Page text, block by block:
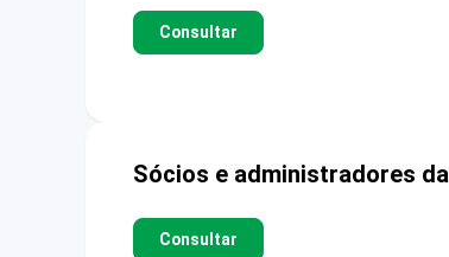
Consultar
Sócios e administradores
Consultar